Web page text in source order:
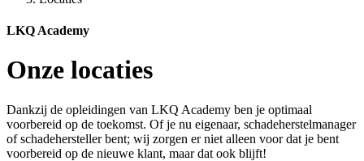
LKQ Academy
Onze locaties
Dankzij de opleidingen van LKQ Academy ben je optimaal
voorbereid op de toekomst. Of je nu eigenaar, schadeherstelmanager
of schadehersteller bent; wij zorgen er niet alleen voor dat je bent
voorbereid op de nieuwe klant, maar dat ook blijft!